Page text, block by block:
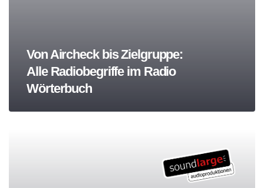
Von Aircheck bis Zielgruppe:
Alle Radiobegriffe im Radio
Wörterbuch